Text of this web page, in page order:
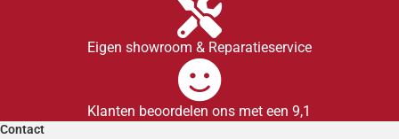
Eigen showroom & Reparatieservice
Klanten beoordelen ons met een 9,1
Contact